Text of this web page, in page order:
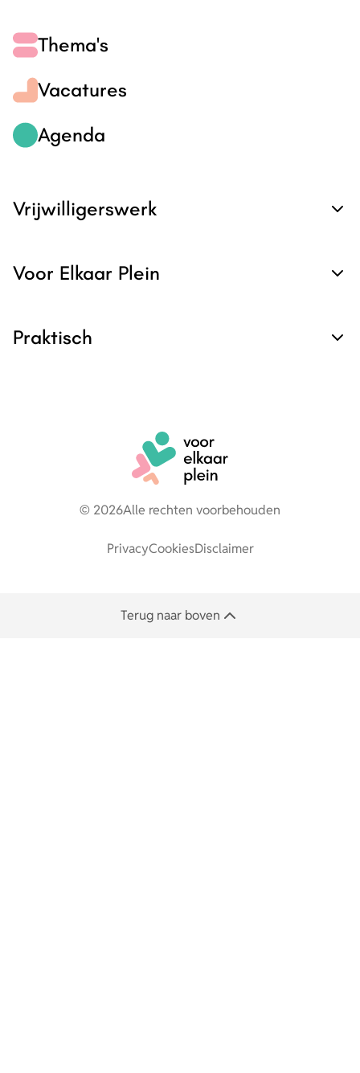
Thema's
Vacatures
Agenda
Vrijwilligerswerk
Voor Elkaar Plein
Praktisch
© 2026Alle rechten voorbehouden
PrivacyCookiesDisclaimer
Terug naar boven